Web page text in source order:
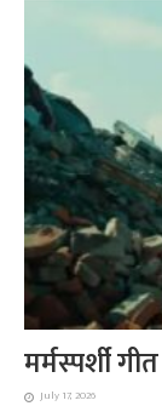
मर्मस्पर्शी
July 17, 2026